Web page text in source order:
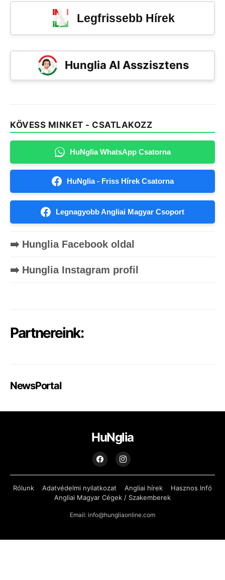
Legfrissebb Hírek
Hunglia AI Asszisztens
KÖVESS MINKET - CSATLAKOZZ
HuNglia WhatsApp Csatorna
HuNglia - Friss Hírek Csatorna
Legnagyobb Angliai Magyar Csoport
➡️ Hunglia Facebook oldal
➡️ Hunglia Instagram profil
Partnereink:
NewsPortal
HuNglia
Rólunk Adatvédelmi nyilatkozat Angliai hírek
Hasznos Infó
Angliai Magyar Cégek / Szakemberek
Email: info@hungliaonline.com